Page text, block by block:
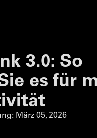
3.0: So
es für
März 05, 2026